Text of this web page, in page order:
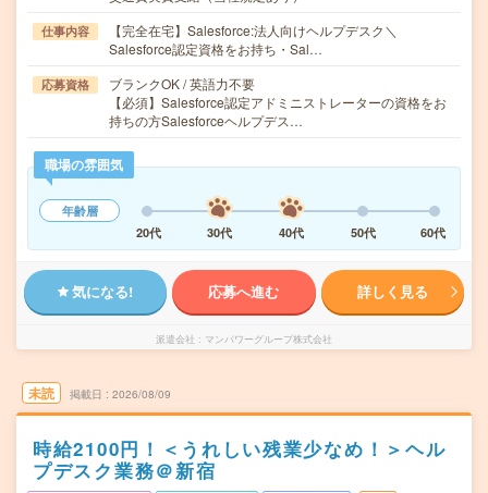
仕事内容
【完全在宅】Salesforce:法人向けヘルプデスク＼
Salesforce認定資格をお持ち・Sal…
応募資格
ブランクOK / 英語力不要
【必須】Salesforce認定アドミニストレーターの資格をお
持ちの方Salesforceヘルプデス…
職場の雰囲気
年齢層
20代
30代 40代 50代 60代
気になる! 応募へ進む 詳しく見る
派遣会社 マンパワーグループ株式会社
未読 掲載日 2026/08/09
時給2100円！＜うれしい残業少なめ！＞ヘル
プデスク業務＠新宿